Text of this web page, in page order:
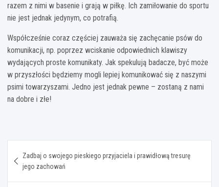
razem z nimi w basenie i grają w piłkę. Ich zamiłowanie do sportu
nie jest jednak jedynym, co potrafią.
Współcześnie coraz częściej zauważa się zachęcanie psów do
komunikacji, np. poprzez wciskanie odpowiednich klawiszy
wydających proste komunikaty. Jak spekulują badacze, być może
w przyszłości będziemy mogli lepiej komunikować się z naszymi
psimi towarzyszami. Jedno jest jednak pewne – zostaną z nami
na dobre i złe!
wpisu
Zadbaj o swojego pieskiego przyjaciela i prawidłową tresurę
jego zachowań